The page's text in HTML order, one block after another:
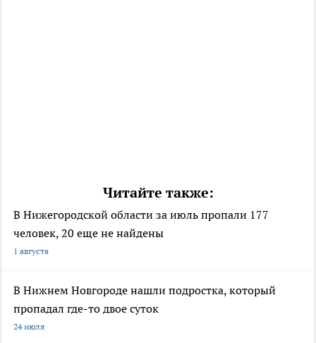
Читайте также:
В Нижегородской области за июль пропали 177
человек, 20 еще не найдены
1 августа
В Нижнем Новгороде нашли подростка, который
пропадал где-то двое суток
24 июля